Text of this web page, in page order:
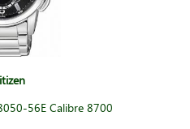
56E Calibre 8700